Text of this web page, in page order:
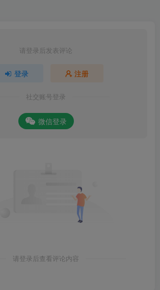
请登录后发表评论
登录 注册
社交账号登录
微信登录
请登录后查看评论内容